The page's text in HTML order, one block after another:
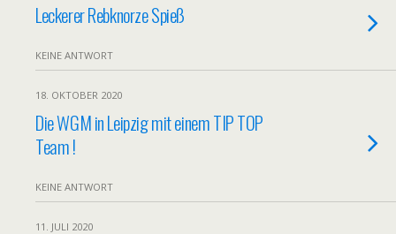
Leckerer Rebknorze Spieß
KEINE ANTWORT
18. OKTOBER 2020
Die WGM in Leipzig mit einem TIP TOP
Team !
KEINE ANTWORT
11. JULI 2020